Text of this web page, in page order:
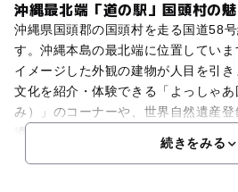
沖縄最北端「道の駅」国頭村の
沖縄県国頭郡の国頭村を走る国道58
す。沖縄本島の最北端に位置してい
イメージした外観の建物が人目を引
文化を紹介・体験できる「よっしゃ
み）」のコーナーや、世界自然遺産
遺産
続きをみる